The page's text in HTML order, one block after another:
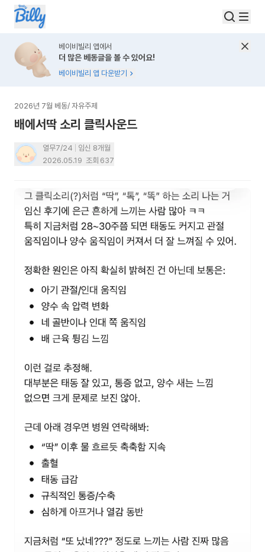
베이비빌리 앱에서
더 많은 베동글을 볼 수 있어요!
베이비빌리 앱 다운받기
2026년 7월 베동/ 자유주제
배에서딱 소리 클릭사운드
열무7/24
임신 8개월
2026.05.19 조회 637